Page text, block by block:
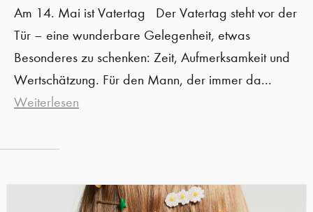
Am 14. Mai ist Vatertag Der Vatertag steht vor der
Tür – eine wunderbare Gelegenheit, etwas
Besonderes zu schenken: Zeit, Aufmerksamkeit und
Wertschätzung. Für den Mann, der immer da...
Weiterlesen